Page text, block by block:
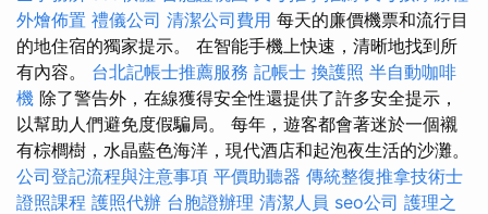
外燴佈置 禮儀公司 清潔公司費用 每天的廉價機票和流行目
的地住宿的獨家提示。 在智能手機上快速，清晰地找到所
有內容。 台北記帳士推薦服務 記帳士 換護照 半自動咖啡
機 除了警告外，在線獲得安全性還提供了許多安全提示，
以幫助人們避免度假騙局。 每年，遊客都會著迷於一個襯
有棕櫚樹，水晶藍色海洋，現代酒店和起泡夜生活的沙灘。
公司登記流程與注意事項 平價助聽器 傳統整復推拿技術士
證照課程 護照代辦 台胞證辦理 清潔人員 seo公司 護理之